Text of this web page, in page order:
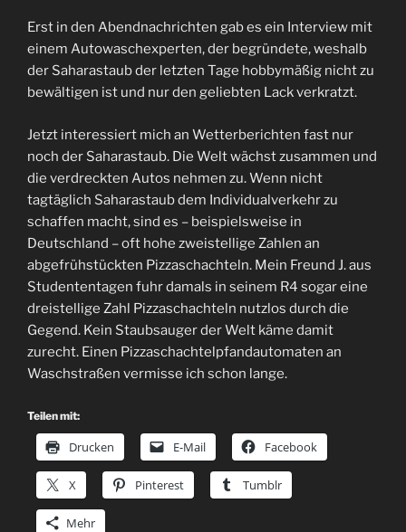
Erst in den Abendnachrichten gab es ein Interview mit
einem Autowaschexperten, der begründete, weshalb
der Saharastaub der letzten Tage hobbymäßig nicht zu
bewältigen ist und nur den geliebten Lack verkratzt.
Jetzt interessiert mich an Wetterberichten fast nur
noch der Saharastaub. Die Welt wächst zusammen und
die verdreckten Autos nehmen zu. Wenn nicht
tagtäglich Saharastaub dem Individualverkehr zu
schaffen macht, sind es – beispielsweise in
Deutschland – oft hohe zweistellige Zahlen an
abgefrühstückten Pizzaschachteln. Mein Freund J. aus
Studententagen fuhr damals in seinem R4 sogar eine
dreistellige Zahl Pizzaschachteln nutzlos durch die
Gegend. Kein Staubsauger der Welt käme damit
zurecht. Einen Pizzaschachtelpfandautomaten an
Waschstraßen vermisse ich schon lange.
Teilen mit:
Drucken E-Mail Facebook
X Pinterest Tumblr
Mehr